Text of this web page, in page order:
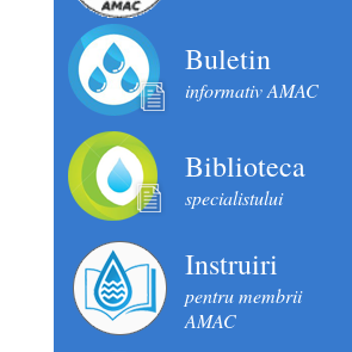
Buletin
informativ AMAC
Biblioteca
specialistului
Instruiri
pentru membrii
AMAC